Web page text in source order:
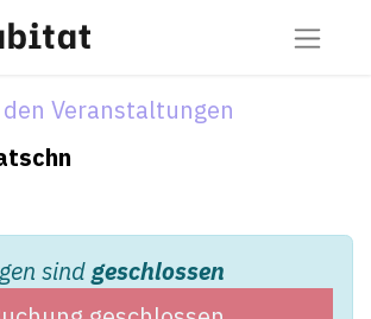
Veranstaltungen
sindgeschlossen